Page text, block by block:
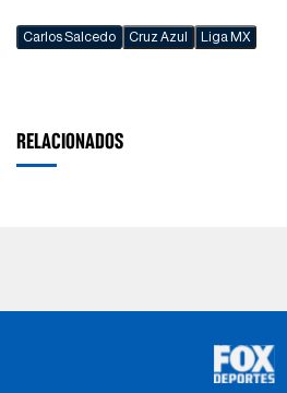
Carlos Salcedo Cruz Azul Liga MX
RELACIONADOS